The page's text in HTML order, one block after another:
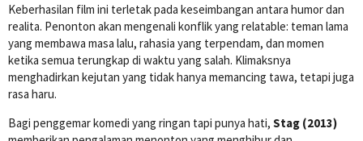
Keberhasilan film ini terletak pada keseimbangan antara humor dan
realita. Penonton akan mengenali konflik yang relatable: teman lama
yang membawa masa lalu, rahasia yang terpendam, dan momen
ketika semua terungkap di waktu yang salah. Klimaksnya
menghadirkan kejutan yang tidak hanya memancing tawa, tetapi juga
rasa haru.
Bagi penggemar komedi yang ringan tapi punya hati, Stag (2013)